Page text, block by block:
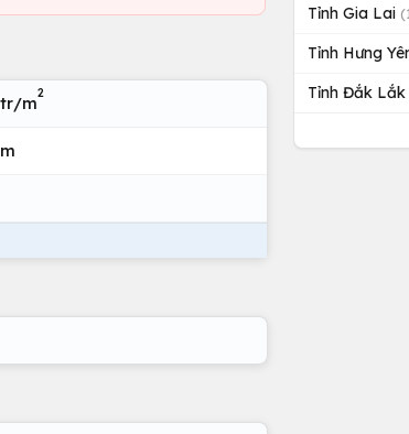
m
2
Tỉnh Gia Lai
Tỉnh Hưng
Tỉnh Đắk Lắk